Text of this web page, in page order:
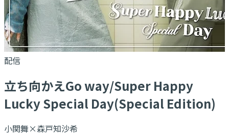
配信
立ち向かえGo way/Super Happy
Lucky Special Day(Special Edition)
小関舞×森戸知沙希